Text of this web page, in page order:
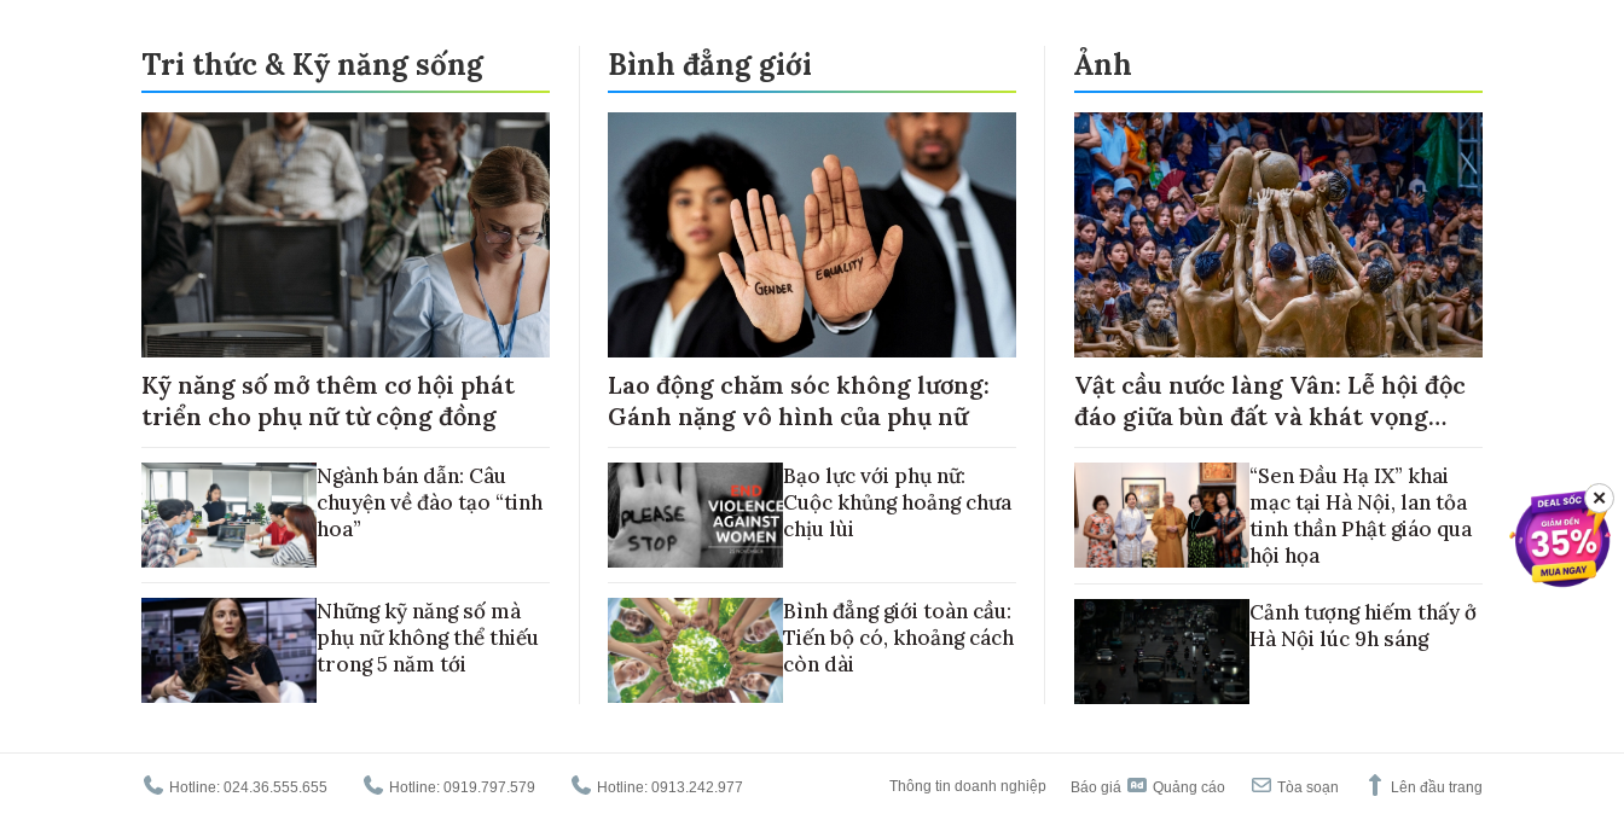
Tri thức & Kỹ năng sống
Kỹ năng số mở thêm cơ hội phát
triển cho phụ nữ từ cộng đồng
Ngành bán dẫn: Câu
chuyện về đào tạo “tinh
hoa”
Những kỹ năng số mà
phụ nữ không thể thiếu
trong 5 năm tới
Bình đẳng giới
Lao động chăm sóc không lương:
Gánh nặng vô hình của phụ nữ
Bạo lực với phụ nữ:
Cuộc khủng hoảng chưa
chịu lùi
Bình đẳng giới toàn cầu:
Tiến bộ có, khoảng cách
còn dài
Ảnh
Vật cầu nước làng Vân: Lễ hội độc
đáo giữa bùn đất và khát vọng
“Sen Đầu Hạ IX” khai
mạc tại Hà Nội, lan tỏa
tinh thần Phật giáo qua
hội họa
Cảnh tượng hiếm thấy ở
Hà Nội lúc 9h sáng
Hotline: 024.36.555.655 Hotline: 0919.797.579 Hotline: 0913.242.977 Thông tin doanh nghiệp Báo giá Quảng cáo Tòa soạn Lên đầu trang
✕